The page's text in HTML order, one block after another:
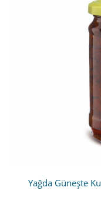
Yağda Güneşte